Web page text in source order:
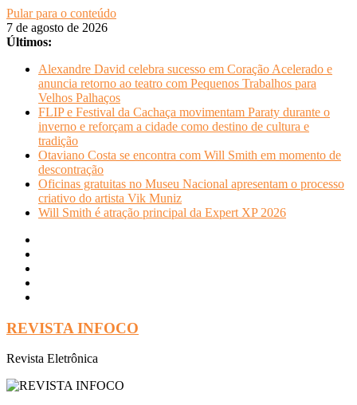
Pular para o conteúdo
7 de agosto de 2026
Últimos:
Alexandre David celebra sucesso em Coração Acelerado e
anuncia retorno ao teatro com Pequenos Trabalhos para
Velhos Palhaços
FLIP e Festival da Cachaça movimentam Paraty durante o
inverno e reforçam a cidade como destino de cultura e
tradição
Otaviano Costa se encontra com Will Smith em momento de
descontração
Oficinas gratuitas no Museu Nacional apresentam o processo
criativo do artista Vik Muniz
Will Smith é atração principal da Expert XP 2026
REVISTA INFOCO
Revista Eletrônica